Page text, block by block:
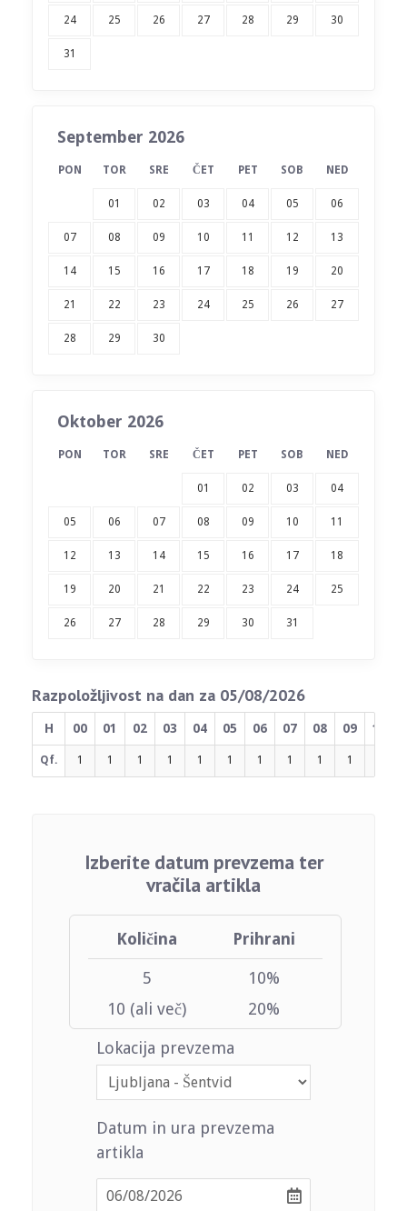
24 25 26 27 28 29 30
31
September 2026
PON TOR SRE ČET PET SOB NED
01 02 03 04 05 06
07 08 09 10 11 12 13
14 15 16 17 18 19 20
21 22 23 24 25 26 27
28 29 30
Oktober 2026
PON TOR SRE ČET PET SOB NED
01 02 03 04
05 06 07 08 09 10 11
12 13 14 15 16 17 18
19 20 21 22 23 24 25
26 27 28 29 30 31
Razpoložljivost na dan za 05/08/2026
H 00 01 02 03 04 05 06 07 08 09 10
Qf. 1 1 1 1 1 1 1 1 1 1
Izberite datum prevzema ter
vračila artikla
Količina Prihrani
5
10%
10 (ali več)
20%
Lokacija prevzema
Datum in ura prevzema
artikla